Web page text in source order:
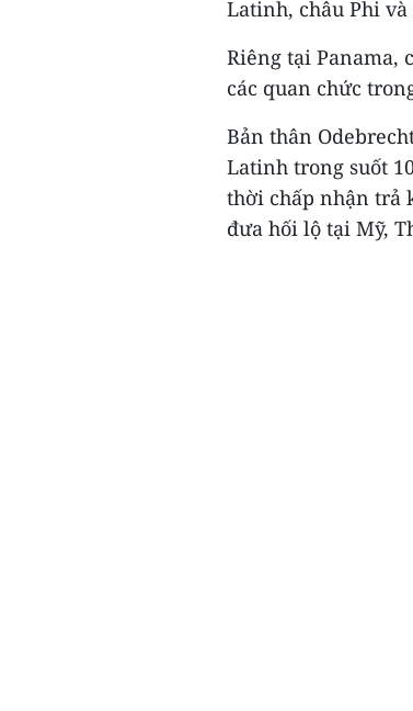
Latinh, châu Phi
Riêng tại Panama,
các quan chức
Bản thân
Latinh trong suốt
thời chấp nhận trả
đưa hối lộ tại Mỹ,